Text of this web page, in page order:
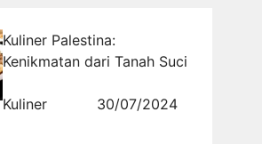
Kuliner Palestina:
Kenikmatan dari Tanah Suci
Kuliner 30/07/2024